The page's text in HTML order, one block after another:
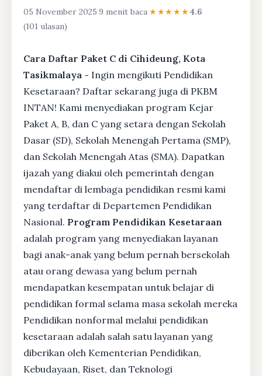
05 November 2025·9 menit baca·★★★★★4.6
(101 ulasan)
Cara Daftar Paket C di Cihideung, Kota
Tasikmalaya - Ingin mengikuti Pendidikan
Kesetaraan? Daftar sekarang juga di PKBM
INTAN! Kami menyediakan program Kejar
Paket A, B, dan C yang setara dengan Sekolah
Dasar (SD), Sekolah Menengah Pertama (SMP),
dan Sekolah Menengah Atas (SMA). Dapatkan
ijazah yang diakui oleh pemerintah dengan
mendaftar di lembaga pendidikan resmi kami
yang terdaftar di Departemen Pendidikan
Nasional. Program Pendidikan Kesetaraan
adalah program yang menyediakan layanan
bagi anak-anak yang belum pernah bersekolah
atau orang dewasa yang belum pernah
mendapatkan kesempatan untuk belajar di
pendidikan formal selama masa sekolah mereka
Pendidikan nonformal melalui pendidikan
kesetaraan adalah salah satu layanan yang
diberikan oleh Kementerian Pendidikan,
Kebudayaan, Riset, dan Teknologi